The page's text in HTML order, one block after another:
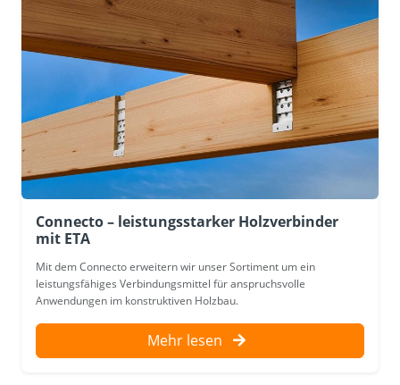
Connecto – leistungsstarker Holzverbinder
mit ETA
Mit dem Connecto erweitern wir unser Sortiment um ein
leistungsfähiges Verbindungsmittel für anspruchsvolle
Anwendungen im konstruktiven Holzbau.
Mehr lesen